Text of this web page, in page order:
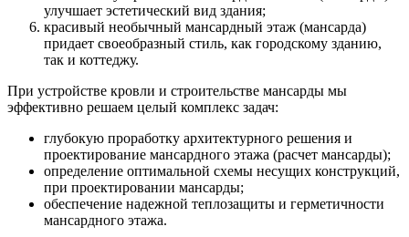
улучшает эстетический вид здания;
красивый необычный мансардный этаж (мансарда)
придает своеобразный стиль, как городскому зданию,
так и коттеджу.
При устройстве кровли и строительстве мансарды мы
эффективно решаем целый комплекс задач:
глубокую проработку архитектурного решения и
проектирование мансардного этажа (расчет мансарды);
определение оптимальной схемы несущих конструкций,
при проектировании мансарды;
обеспечение надежной теплозащиты и герметичности
мансардного этажа.